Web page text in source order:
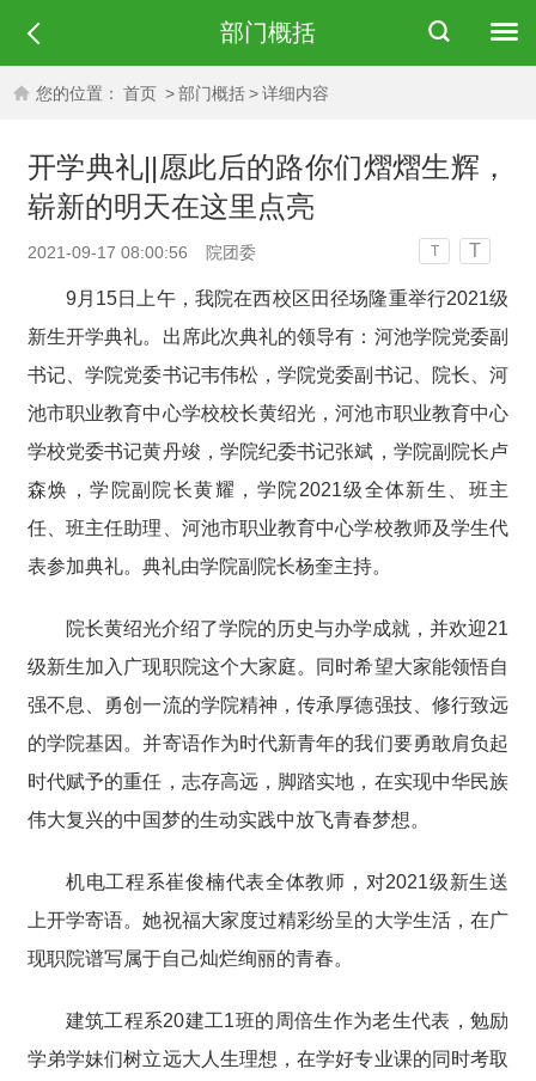
部门概括
您的位置： 首页 >部门概括>详细内容
开学典礼||愿此后的路你们熠熠生辉，
崭新的明天在这里点亮
2021-09-17 08:00:56 院团委 T T
9月15日上午，我院在西校区田径场隆重举行2021级
新生开学典礼。出席此次典礼的领导有：河池学院党委副
书记、学院党委书记韦伟松，学院党委副书记、院长、河
池市职业教育中心学校校长黄绍光，河池市职业教育中心
学校党委书记黄丹竣，学院纪委书记张斌，学院副院长卢
森焕，学院副院长黄耀，学院2021级全体新生、班主
任、班主任助理、河池市职业教育中心学校教师及学生代
表参加典礼。典礼由学院副院长杨奎主持。
院长黄绍光介绍了学院的历史与办学成就，并欢迎21
级新生加入广现职院这个大家庭。同时希望大家能领悟自
强不息、勇创一流的学院精神，传承厚德强技、修行致远
的学院基因。并寄语作为时代新青年的我们要勇敢肩负起
时代赋予的重任，志存高远，脚踏实地，在实现中华民族
伟大复兴的中国梦的生动实践中放飞青春梦想。
机电工程系崔俊楠代表全体教师，对2021级新生送
上开学寄语。她祝福大家度过精彩纷呈的大学生活，在广
现职院谱写属于自己灿烂绚丽的青春。
建筑工程系20建工1班的周倍生作为老生代表，勉励
学弟学妹们树立远大人生理想，在学好专业课的同时考取